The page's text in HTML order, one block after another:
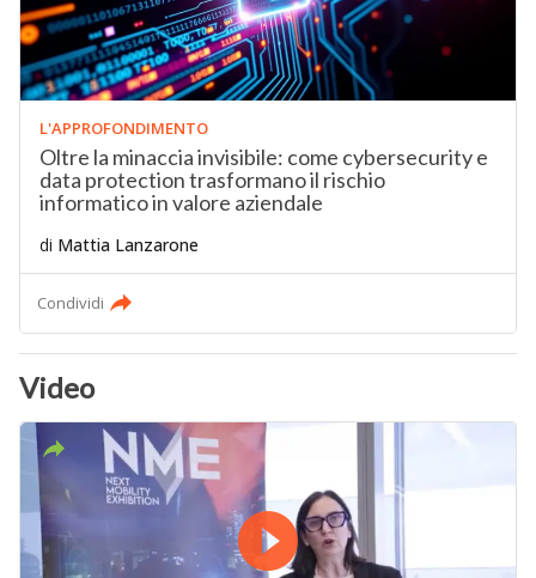
L'APPROFONDIMENTO
Oltre la minaccia invisibile: come cybersecurity e
data protection trasformano il rischio
informatico in valore aziendale
di Mattia Lanzarone
Condividi
Video